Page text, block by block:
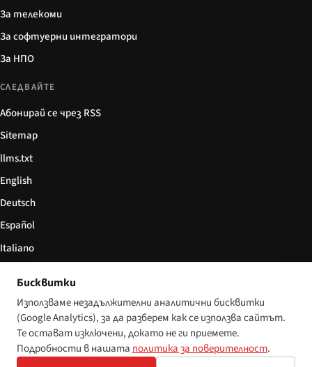
За телекоми
За софтуерни интегратори
За НПО
СЛЕДВАЙТЕ
Абонирай се чрез RSS
Sitemap
llms.txt
English
Deutsch
Español
Italiano
© 2026 Disability World. Всички права запазени. Настройки за бисквитки
Бисквитки
Използваме незадължителни аналитични бисквитки
(Google Analytics), за да разберем как се използва сайтът.
Те остават изключени, докато не ги приемете.
Подробности в нашата политика за поверителност.